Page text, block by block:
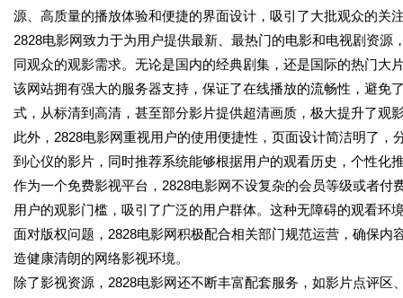
源、高质量的播放体验和便捷的界面设计，吸引了大批观众的关
2828电影网致力于为用户提供最新、最热门的电影和电视剧资
同观众的观影需求。无论是国内的经典剧集，还是国际的热门大
该网站拥有强大的服务器支持，保证了在线播放的流畅性，避免
式，从标清到高清，甚至部分影片提供超清画质，极大提升了观
此外，2828电影网重视用户的使用便捷性，页面设计简洁明了
到心仪的影片，同时推荐系统能够根据用户的观看历史，个性化
作为一个免费影视平台，2828电影网不设复杂的会员等级或者
用户的观影门槛，吸引了广泛的用户群体。这种无障碍的观看环
面对版权问题，2828电影网积极配合相关部门规范运营，确保
造健康清朗的网络影视环境。
除了影视资源，2828电影网还不断丰富配套服务，如影片点评